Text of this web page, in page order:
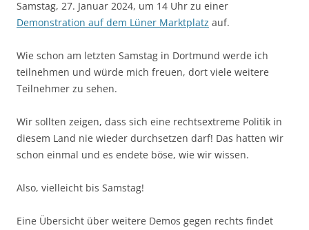
Samstag, 27. Januar 2024, um 14 Uhr zu einer
Demonstration auf dem Lüner Marktplatz auf.
Wie schon am letzten Samstag in Dortmund werde ich
teilnehmen und würde mich freuen, dort viele weitere
Teilnehmer zu sehen.
Wir sollten zeigen, dass sich eine rechtsextreme Politik in
diesem Land nie wieder durchsetzen darf! Das hatten wir
schon einmal und es endete böse, wie wir wissen.
Also, vielleicht bis Samstag!
Eine Übersicht über weitere Demos gegen rechts findet